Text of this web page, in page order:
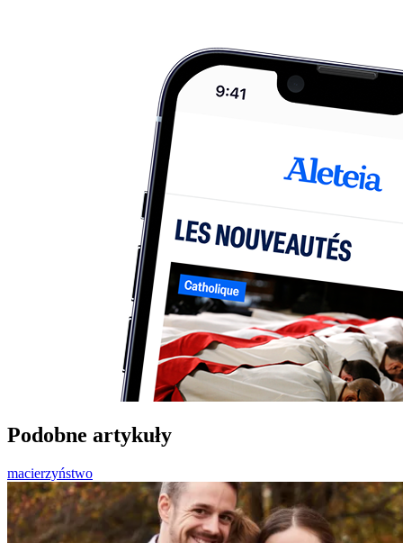
Podobne artykuły
macierzyństwo